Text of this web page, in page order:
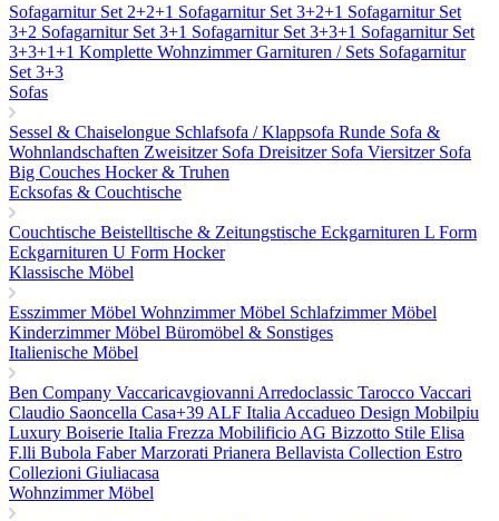
Sofagarnitur Set 2+2+1 Sofagarnitur Set 3+2+1 Sofagarnitur Set
3+2 Sofagarnitur Set 3+1 Sofagarnitur Set 3+3+1 Sofagarnitur Set
3+3+1+1 Komplette Wohnzimmer Garnituren / Sets Sofagarnitur
Set 3+3
Sofas
Sessel & Chaiselongue Schlafsofa / Klappsofa Runde Sofa &
Wohnlandschaften Zweisitzer Sofa Dreisitzer Sofa Viersitzer Sofa
Big Couches Hocker & Truhen
Ecksofas & Couchtische
Couchtische Beistelltische & Zeitungstische Eckgarnituren L Form
Eckgarnituren U Form Hocker
Klassische Möbel
Esszimmer Möbel Wohnzimmer Möbel Schlafzimmer Möbel
Kinderzimmer Möbel Büromöbel & Sonstiges
Italienische Möbel
Ben Company Vaccaricavgiovanni Arredoclassic Tarocco Vaccari
Claudio Saoncella Casa+39 ALF Italia Accadueo Design Mobilpiu
Luxury Boiserie Italia Frezza Mobilificio AG Bizzotto Stile Elisa
F.lli Bubola FaberMarzorati Prianera Bellavista Collection Estro
Collezioni Giuliacasa
Wohnzimmer Möbel